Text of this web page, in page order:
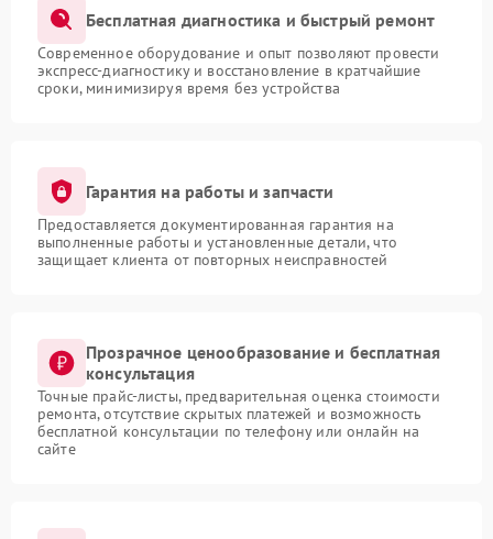
Бесплатная диагностика и быстрый ремонт
Современное оборудование и опыт позволяют провести
экспресс-диагностику и восстановление в кратчайшие
сроки, минимизируя время без устройства
Гарантия на работы и запчасти
Предоставляется документированная гарантия на
выполненные работы и установленные детали, что
защищает клиента от повторных неисправностей
Прозрачное ценообразование и бесплатная
консультация
Точные прайс-листы, предварительная оценка стоимости
ремонта, отсутствие скрытых платежей и возможность
бесплатной консультации по телефону или онлайн на
сайте